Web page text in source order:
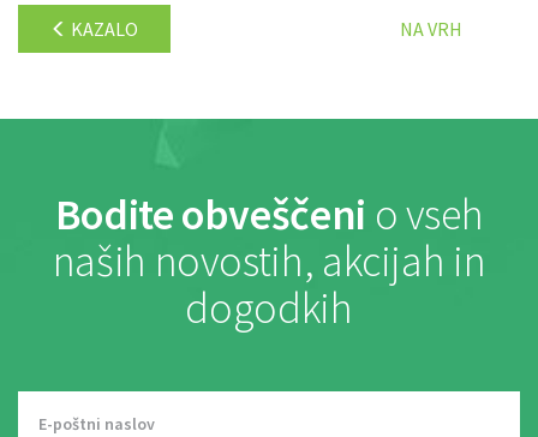
KAZALO NA VRH
Bodite obveščeni o vseh
naših novostih, akcijah in
dogodkih